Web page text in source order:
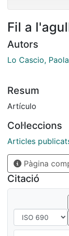
Fil a
Autors
Lo Cascio, Paola
Resum
Artículo
Col·leccions
Articles
Pàgina
Citació